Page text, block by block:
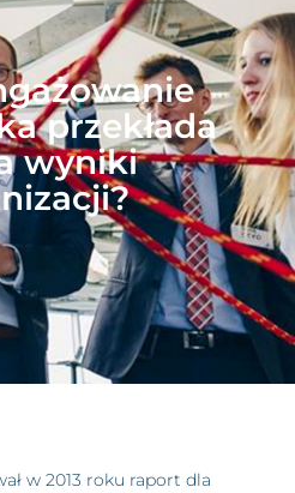
przekłada
wyniki
w 2013 roku raport dla